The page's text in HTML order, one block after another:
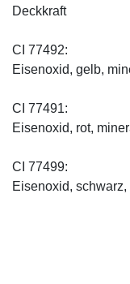
Deckkraft
CI 77492:
Eisenoxid, gelb,
CI 77491:
Eisenoxid, rot,
CI 77499:
Eisenoxid,